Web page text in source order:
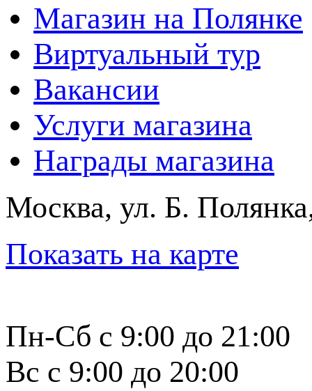
Магазин на Полянке
Виртуальный тур
Вакансии
Услуги магазина
Награды магазина
Москва, ул. Б.
Показать на карте
Пн-Сб с 9:00 до 21:00
Вс с 9:00 до 20:00